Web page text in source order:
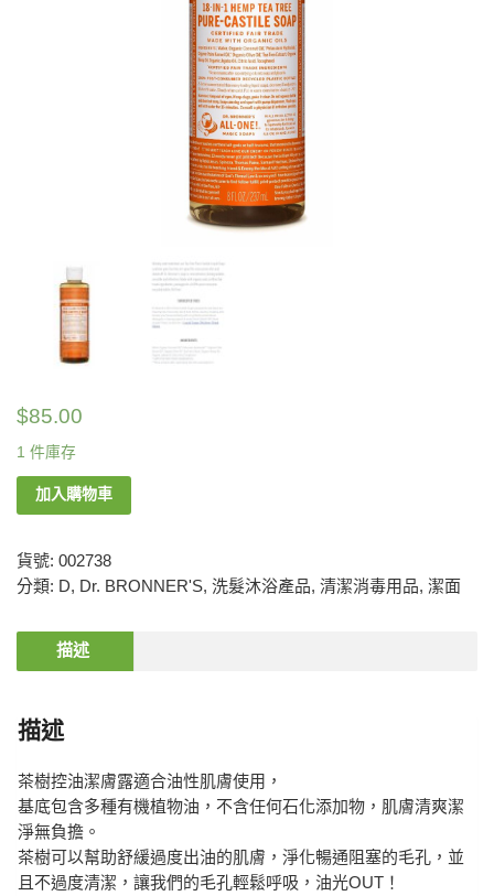
$85.00
1 件庫存
加入購物車
貨號: 002738
分類: D, Dr. BRONNER'S, 洗髮沐浴產品, 清潔消毒用品, 潔面
描述
描述
茶樹控油潔膚露適合油性肌膚使用，
基底包含多種有機植物油，不含任何石化添加物，肌膚清爽潔
淨無負擔。
茶樹可以幫助舒緩過度出油的肌膚，淨化暢通阻塞的毛孔，並
且不過度清潔，讓我們的毛孔輕鬆呼吸，油光OUT！